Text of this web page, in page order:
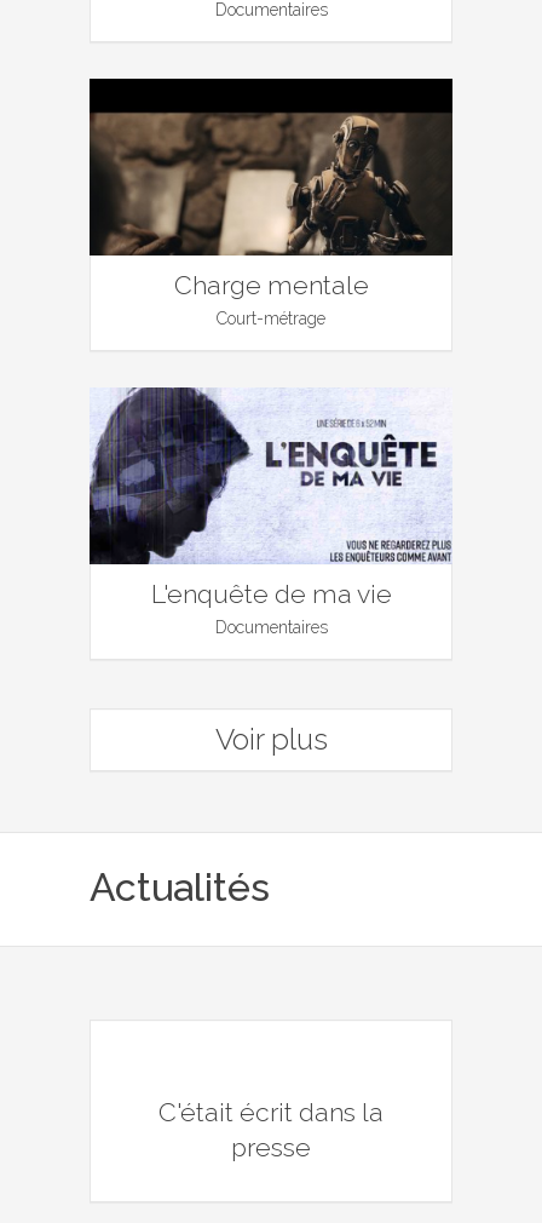
Documentaires
Charge mentale
Court-métrage
L'enquête de ma vie
Documentaires
Voir plus
Actualités
C'était écrit dans la
presse